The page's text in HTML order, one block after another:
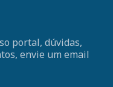
portal, dúvidas,
envie um email